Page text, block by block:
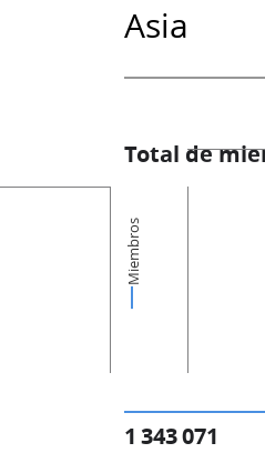
Asia
Total de
Miembros
1 343 071